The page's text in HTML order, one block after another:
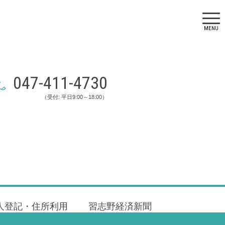
047-411-4730
（受付: 平日9:00～18:00）
MENU
登記・住所利用 習志野経済新聞